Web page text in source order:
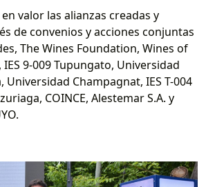
valor las alianzas creadas y
de convenios y acciones conjuntas
The Wines Foundation, Wines of
9-009 Tupungato, Universidad
Universidad Champagnat, IES T-004
COINCE, Alestemar S.A. y